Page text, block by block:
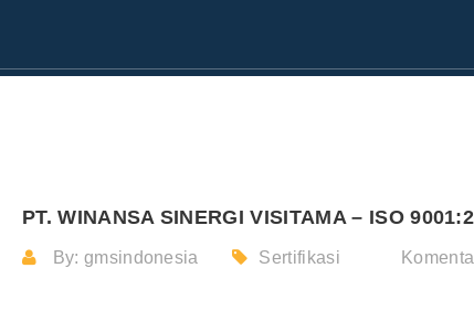
PT. WINANSA SINERGI VISITAMA – ISO
By: gmsindonesia Sertifikasi